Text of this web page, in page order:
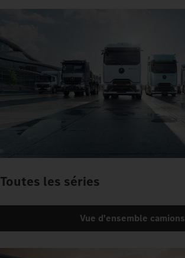
Toutes les séries
Vue d'ensemble camions